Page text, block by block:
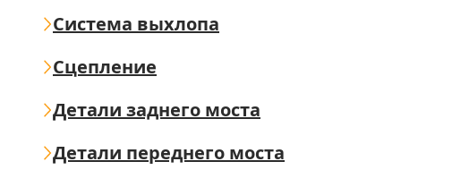
Система выхлопа
Сцепление
Детали заднего моста
Детали переднего моста